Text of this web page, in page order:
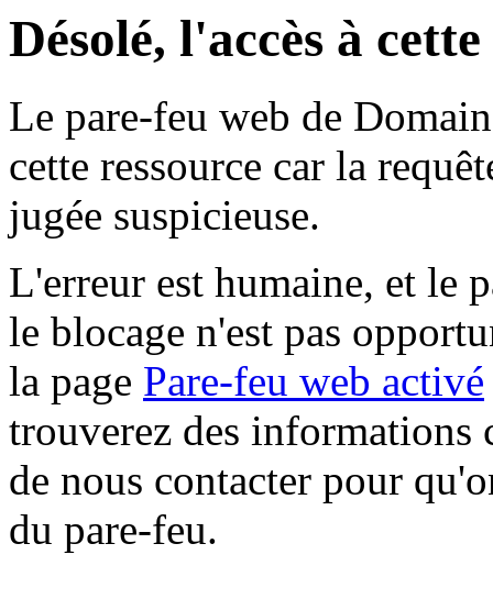
Désolé, l'accès à
Le pare-feu web de
cette ressource car la
jugée suspicieuse.
L'erreur est humaine, et le
le blocage n'est pas
la page Pare-feu web activé
trouverez des informations
de nous contacter pour
du pare-feu.